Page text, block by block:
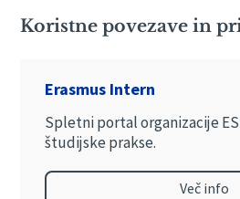
Koristne povezave in
Erasmus Intern
Spletni portal organizacije
študijske prakse.
Več info